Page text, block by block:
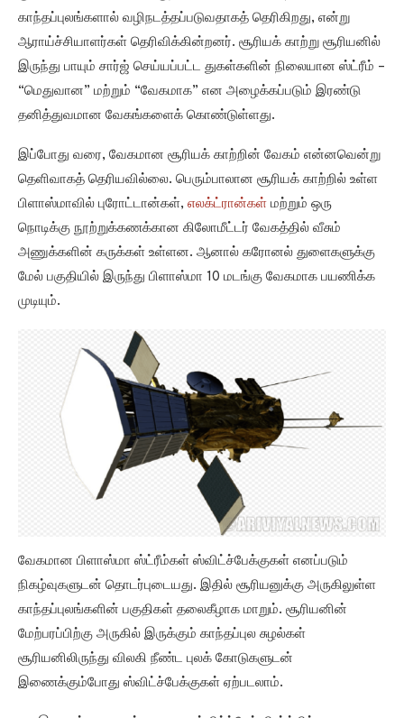
காந்தப்புலங்களால் வழிநடத்தப்படுவதாகத் தெரிகிறது, என்று
ஆராய்ச்சியாளர்கள் தெரிவிக்கின்றனர். சூரியக் காற்று சூரியனில்
இருந்து பாயும் சார்ஜ் செய்யப்பட்ட துகள்களின் நிலையான ஸ்ட்ரீம் –
“மெதுவான” மற்றும் “வேகமாக” என அழைக்கப்படும் இரண்டு
தனித்துவமான வேகங்களைக் கொண்டுள்ளது.
இப்போது வரை, வேகமான சூரியக் காற்றின் வேகம் என்னவென்று
தெளிவாகத் தெரியவில்லை. பெரும்பாலான சூரியக் காற்றில் உள்ள
பிளாஸ்மாவில் புரோட்டான்கள், எலக்ட்ரான்கள் மற்றும் ஒரு
நொடிக்கு நூற்றுக்கணக்கான கிலோமீட்டர் வேகத்தில் வீசும்
அணுக்களின் கருக்கள் உள்ளன. ஆனால் கரோனல் துளைகளுக்கு
மேல் பகுதியில் இருந்து பிளாஸ்மா 10 மடங்கு வேகமாக பயணிக்க
முடியும்.
வேகமான பிளாஸ்மா ஸ்ட்ரீம்கள் ஸ்விட்ச்பேக்குகள் எனப்படும்
நிகழ்வுகளுடன் தொடர்புடையது. இதில் சூரியனுக்கு அருகிலுள்ள
காந்தப்புலங்களின் பகுதிகள் தலைகீழாக மாறும். சூரியனின்
மேற்பரப்பிற்கு அருகில் இருக்கும் காந்தப்புல சுழல்கள்
சூரியனிலிருந்து விலகி நீண்ட புலக் கோடுகளுடன்
இணைக்கும்போது ஸ்விட்ச்பேக்குகள் ஏற்படலாம்.